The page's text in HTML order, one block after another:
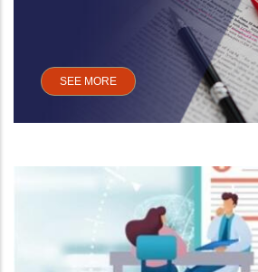
SEE MORE